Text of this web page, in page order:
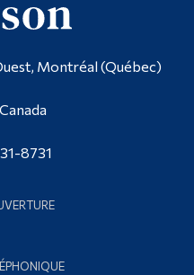
Montréal (Québec)
8731